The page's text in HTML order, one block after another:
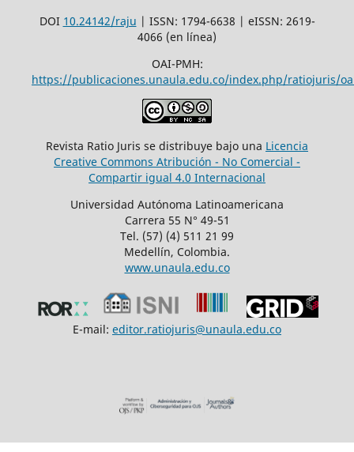
DOI 10.24142/raju | ISSN: 1794-6638 | eISSN: 2619-
4066 (en línea)
OAI-PMH:
https://publicaciones.unaula.edu.co/index.php/ratiojuris/
Revista Ratio Juris se distribuye bajo una Licencia
Creative Commons Atribución - No Comercial -
Compartir igual 4.0 Internacional
Universidad Autónoma Latinoamericana
Carrera 55 N° 49-51
Tel. (57) (4) 511 21 99
Medellín, Colombia.
www.unaula.edu.co
E-mail: editor.ratiojuris@unaula.edu.co